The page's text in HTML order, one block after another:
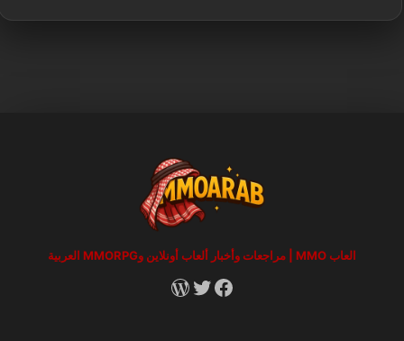
العاب MMO | مراجعات وأخبار ألعاب أونلاين وMMORPG العربية
Facebook
X
RSS